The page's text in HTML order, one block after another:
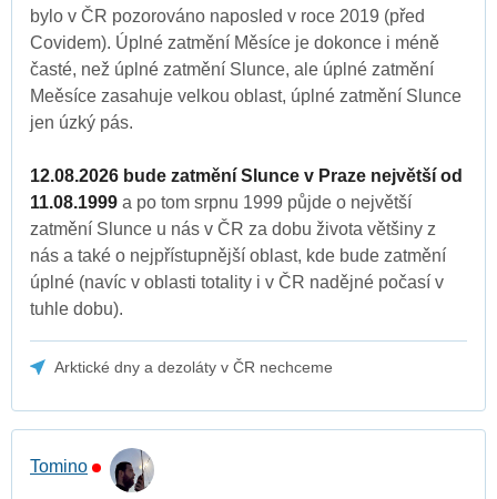
bylo v ČR pozorováno naposled v roce 2019 (před
Covidem). Úplné zatmění Měsíce je dokonce i méně
časté, než úplné zatmění Slunce, ale úplné zatmění
Meěsíce zasahuje velkou oblast, úplné zatmění Slunce
jen úzký pás.
12.08.2026 bude zatmění Slunce v Praze největší od
11.08.1999 a po tom srpnu 1999 půjde o největší
zatmění Slunce u nás v ČR za dobu života většiny z
nás a také o nejpřístupnější oblast, kde bude zatmění
úplné (navíc v oblasti totality i v ČR nadějné počasí v
tuhle dobu).
Arktické dny a dezoláty v ČR nechceme
Tomino